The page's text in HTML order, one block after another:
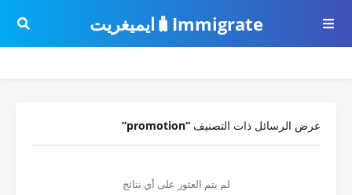
Immigrate🧳ايميغريت
عرض الرسائل ذات التصنيف promotion
لم يتم العثور على أي نتائج